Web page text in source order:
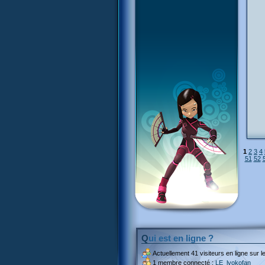
1 2 3 4
51 52
Qui est en ligne ?
Actuellement 41 visiteurs en ligne sur
1 membre connecté : LE_lyokofan